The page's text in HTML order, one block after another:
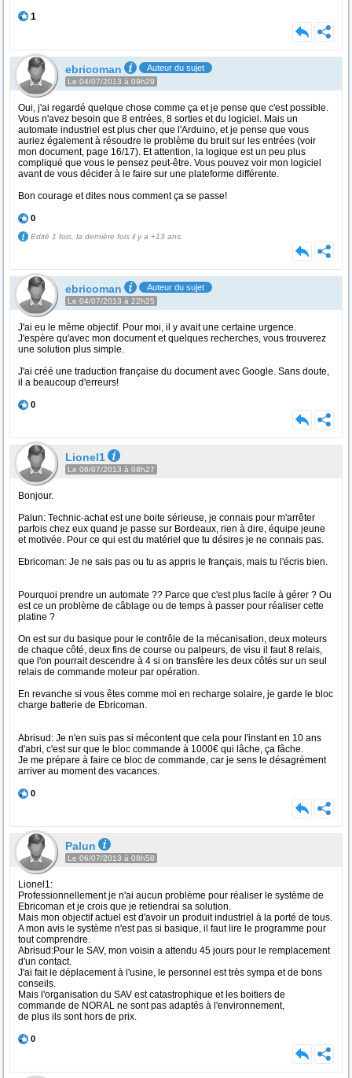
1
ebricoman Auteur du sujet
Le 04/07/2013 à 09h29
Oui, j'ai regardé quelque chose comme ça et je pense que c'est possible.
Vous n'avez besoin que 8 entrées, 8 sorties et du logiciel. Mais un
automate industriel est plus cher que l'Arduino, et je pense que vous
auriez également à résoudre le problème du bruit sur ​​les entrées (voir
mon document, page 16/17). Et attention, la logique est un peu plus
compliqué que vous le pensez peut-être. Vous pouvez voir mon logiciel
avant de vous décider à le faire sur une plateforme différente.
Bon courage et dites nous comment ça se passe!
0
Edité 1 fois, la dernière fois il y a +13 ans.
ebricoman Auteur du sujet
Le 04/07/2013 à 22h25
J'ai eu le même objectif. Pour moi, il y avait une certaine urgence.
J'espère qu'avec mon document et quelques recherches, vous trouverez
une solution plus simple.
J'ai créé une traduction française du document avec Google. Sans doute,
il a beaucoup d'erreurs!
0
Lionel1
Le 06/07/2013 à 08h27
Bonjour.
Palun: Technic-achat est une boite sérieuse, je connais pour m'arrêter
parfois chez eux quand je passe sur Bordeaux, rien à dire, équipe jeune
et motivée. Pour ce qui est du matériel que tu désires je ne connais pas.
Ebricoman: Je ne sais pas ou tu as appris le français, mais tu l'écris bien.
Pourquoi prendre un automate ?? Parce que c'est plus facile à gérer ? Ou
est ce un problème de câblage ou de temps à passer pour réaliser cette
platine ?
On est sur du basique pour le contrôle de la mécanisation, deux moteurs
de chaque côté, deux fins de course ou palpeurs, de visu il faut 8 relais,
que l'on pourrait descendre à 4 si on transfère les deux côtés sur un seul
relais de commande moteur par opération.
En revanche si vous êtes comme moi en recharge solaire, je garde le bloc
charge batterie de Ebricoman.
Abrisud: Je n'en suis pas si mécontent que cela pour l'instant en 10 ans
d'abri, c'est sur que le bloc commande à 1000€ qui lâche, ça fâche.
Je me prépare à faire ce bloc de commande, car je sens le désagrément
arriver au moment des vacances.
0
Palun
Le 06/07/2013 à 08h58
Lionel1:
Professionnellement je n'ai aucun problème pour réaliser le système de
Ebricoman et je crois que je retiendrai sa solution.
Mais mon objectif actuel est d'avoir un produit industriel à la porté de tous.
A mon avis le système n'est pas si basique, il faut lire le programme pour
tout comprendre.
Abrisud:Pour le SAV, mon voisin a attendu 45 jours pour le remplacement
d'un contact.
J'ai fait le déplacement à l'usine, le personnel est très sympa et de bons
conseils.
Mais l'organisation du SAV est catastrophique et les boitiers de
commande de NORAL ne sont pas adaptés à l'environnement,
de plus ils sont hors de prix.
0